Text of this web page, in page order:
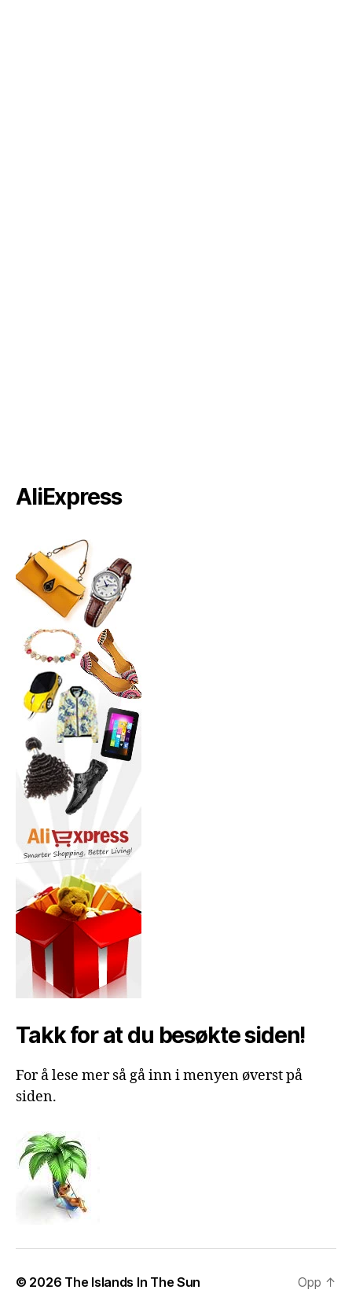
AliExpress
Takk for at du besøkte siden!
For å lese mer så gå inn i menyen øverst på
siden.
© 2026 The Islands In The Sun Opp ↑